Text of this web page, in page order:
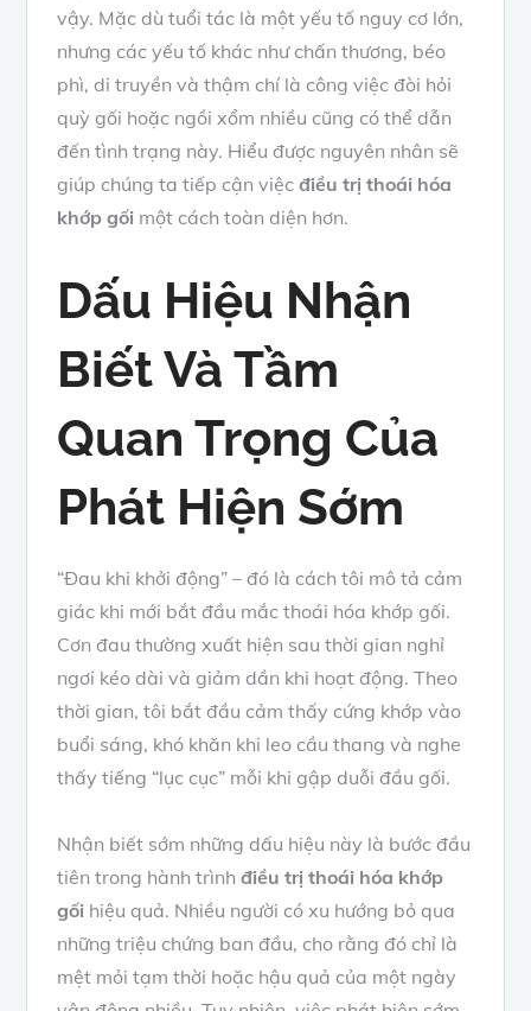
vậy. Mặc dù tuổi tác là một yếu tố nguy cơ lớn,
nhưng các yếu tố khác như chấn thương, béo
phì, di truyền và thậm chí là công việc đòi hỏi
quỳ gối hoặc ngồi xổm nhiều cũng có thể dẫn
đến tình trạng này. Hiểu được nguyên nhân sẽ
giúp chúng ta tiếp cận việcđiều trị thoái hóa
khớp gối một cách toàn diện hơn.
Dấu Hiệu Nhận
Biết Và Tầm
Quan Trọng Của
Phát Hiện Sớm
“Đau khi khởi động” – đó là cách tôi mô tả cảm
giác khi mới bắt đầu mắc thoái hóa khớp gối.
Cơn đau thường xuất hiện sau thời gian nghỉ
ngơi kéo dài và giảm dần khi hoạt động. Theo
thời gian, tôi bắt đầu cảm thấy cứng khớp vào
buổi sáng, khó khăn khi leo cầu thang và nghe
thấy tiếng “lục cục” mỗi khi gập duỗi đầu gối.
Nhận biết sớm những dấu hiệu này là bước đầu
tiên trong hành trìnhđiều trị thoái hóa khớp
gối hiệu quả. Nhiều người có xu hướng bỏ qua
những triệu chứng ban đầu, cho rằng đó chỉ là
mệt mỏi tạm thời hoặc hậu quả của một ngày